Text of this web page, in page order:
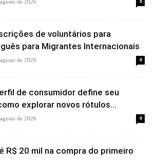
de 2026 0
de voluntários para
para Migrantes Internacionais
de 2026 0
de consumidor define seu
explorar novos rótulos...
de 2026 0
R$ 20 mil na compra do primeiro